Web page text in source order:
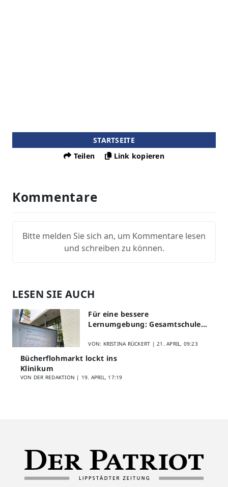
STARTSEITE
Teilen
Link kopieren
Kommentare
Bitte melden Sie sich an, um Kommentare lesen
und schreiben zu können.
LESEN SIE AUCH
Für eine bessere
Lernumgebung: Gesamtschule
Schülerfeedback
VON: KRISTINA RÜCKERT |21. APRIL, 09:23
Bücherflohmarkt lockt ins
Klinikum
VON DER REDAKTION | 19. APRIL, 17:19